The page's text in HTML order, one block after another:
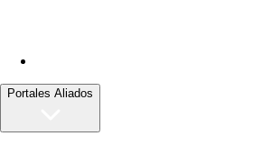
Portales Aliados